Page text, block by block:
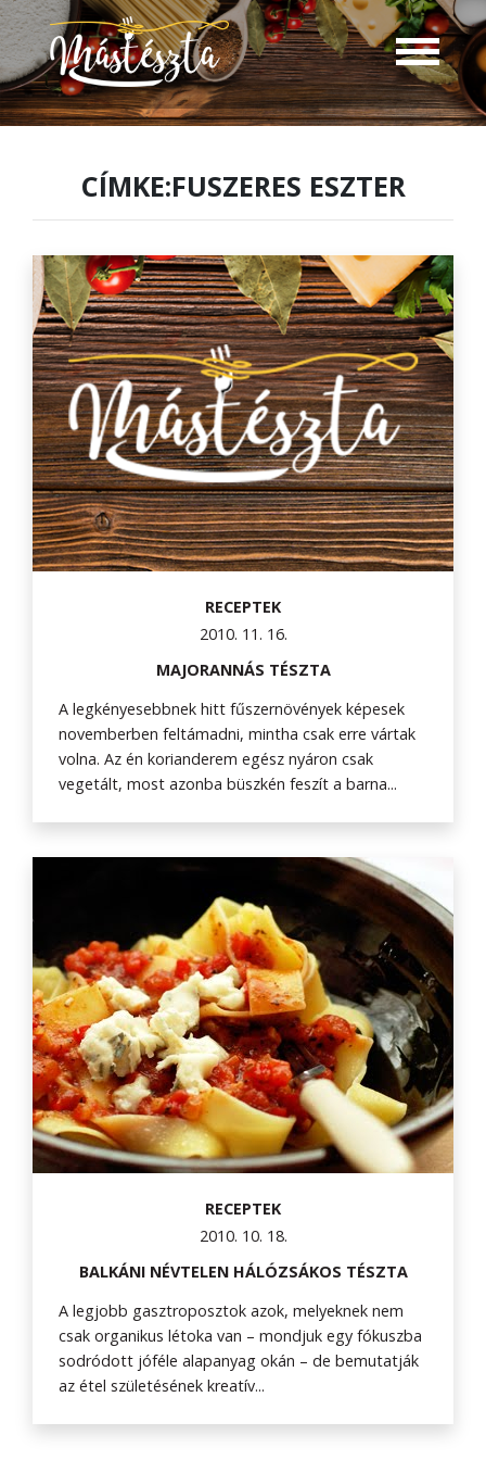
CÍMKE:FUSZERES ESZTER
RECEPTEK
2010. 11. 16.
MAJORANNÁS TÉSZTA
A legkényesebbnek hitt fűszernövények képesek
novemberben feltámadni, mintha csak erre vártak
volna. Az én korianderem egész nyáron csak
vegetált, most azonba büszkén feszít a barna...
RECEPTEK
2010. 10. 18.
BALKÁNI NÉVTELEN HÁLÓZSÁKOS TÉSZTA
A legjobb gasztroposztok azok, melyeknek nem
csak organikus létoka van – mondjuk egy fókuszba
sodródott jóféle alapanyag okán – de bemutatják
az étel születésének kreatív...